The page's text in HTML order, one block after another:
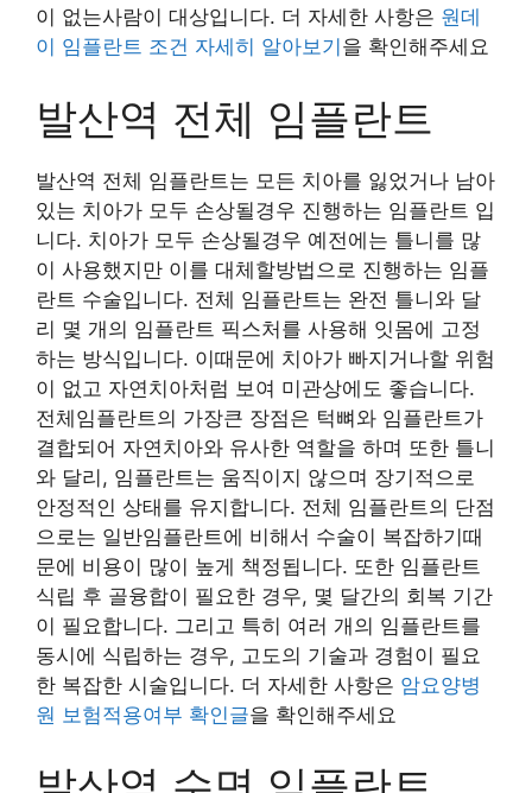
이 없는사람이 대상입니다. 더 자세한 사항은 원데
이 임플란트 조건 자세히 알아보기 을 확인해주세요
발산역 전체 임플란트
발산역 전체 임플란트는 모든 치아를 잃었거나 남아
있는 치아가 모두 손상될경우 진행하는 임플란트 입
니다. 치아가 모두 손상될경우 예전에는 틀니를 많
이 사용했지만 이를 대체할방법으로 진행하는 임플
란트 수술입니다. 전체 임플란트는 완전 틀니와 달
리 몇 개의 임플란트 픽스처를 사용해 잇몸에 고정
하는 방식입니다. 이때문에 치아가 빠지거나할 위험
이 없고 자연치아처럼 보여 미관상에도 좋습니다.
전체임플란트의 가장큰 장점은 턱뼈와 임플란트가
결합되어 자연치아와 유사한 역할을 하며 또한 틀니
와 달리, 임플란트는 움직이지 않으며 장기적으로
안정적인 상태를 유지합니다. 전체 임플란트의 단점
으로는 일반임플란트에 비해서 수술이 복잡하기때
문에 비용이 많이 높게 책정됩니다. 또한 임플란트
식립 후 골융합이 필요한 경우, 몇 달간의 회복 기간
이 필요합니다. 그리고 특히 여러 개의 임플란트를
동시에 식립하는 경우, 고도의 기술과 경험이 필요
한 복잡한 시술입니다. 더 자세한 사항은 암요양병
원 보험적용여부 확인글을 확인해주세요